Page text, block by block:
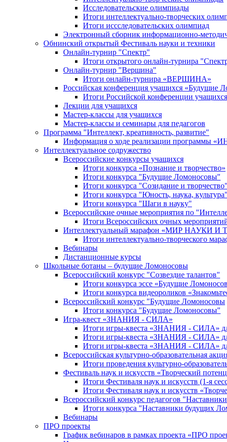
Исследовательские олимпиады
Итоги интеллектуально-творческих
Итоги иссследовательских олимпиад
Электронный сборник информационно-
Обнинский открытый Фестиваль науки и техники
Онлайн-турнир "Спектр"
Итоги открытого онлайн-турнира
Онлайн-турнир "Вершина"
Итоги онлайн-турнира «ВЕРШИНА»
Российская конференция учащихся «Будущие
Итоги Российской конференции
Лекции для учащихся
Мастер-классы для учащихся
Мастер-классы и семинары для педагогов
Программа "Интеллект, креативность, развитие"
Информация о ходе реализации
Интеллектуальное содружество
Всероссийские конкурсы учащихся
Итоги конкурса «Познание и творчество»
Итоги конкурса "Будущие Ломоносовы"
Итоги конкурса "Созидание и творчество"
Итоги конкурса "Юность, наука, культура"
Итоги конкурса "Шаги в науку"
Всероссийские очные мероприятия по
Итоги Всероссийских очных
Интеллектуальный марафон «МИР НАУКИ
Итоги интеллектуально-творческого
Вебинары
Дистанционные курсы
Школьные ботаны – будущие Ломоносовы
Всероссийский конкурс "Созвездие талантов"
Итоги конкурса эссе «Будущие
Итоги конкурса видеороликов
Всероссийский конкурс "Будущие Ломоносовы
Итоги конкурса "Будущие Ломоносовы"
Игра-квест «ЗНАНИЯ - СИЛА»
Итоги игры-квеста «ЗНАНИЯ - СИЛА»
Итоги игры-квеста «ЗНАНИЯ - СИЛА»
Итоги игры-квеста «ЗНАНИЯ - СИЛА»
Всероссийская культурно-образовательная
Итоги проведения культурно-
Фестиваль наук и искусств «Творческий
Итоги Фестиваля наук и искусств (1-я
Итоги Фестиваля наук и искусств
Всероссийский конкурс педагогов
Итоги конкурса "Наставники будущих
Вебинары
ПРО проекты
График вебинаров в рамках проекта «ПРО